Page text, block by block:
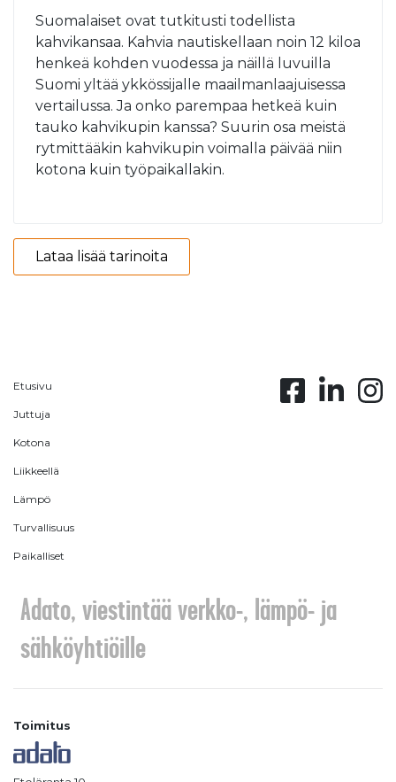
Suomalaiset ovat tutkitusti todellista
kahvikansaa. Kahvia nautiskellaan noin 12 kiloa
henkeä kohden vuodessa ja näillä luvuilla
Suomi yltää ykkössijalle maailmanlaajuisessa
vertailussa. Ja onko parempaa hetkeä kuin
tauko kahvikupin kanssa? Suurin osa meistä
rytmittääkin kahvikupin voimalla päivää niin
kotona kuin työpaikallakin.
Lataa lisää tarinoita
Etusivu
Juttuja
Kotona
Liikkeellä
Lämpö
Turvallisuus
Paikalliset
Adato, viestintää verkko-, lämpö- ja
sähköyhtiöille
Toimitus